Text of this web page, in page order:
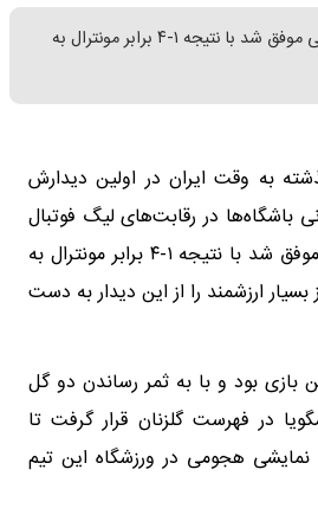
اینترمیامی با درخشش مسی موفق شد با نتیجه ۱-۴ برابر مونترال به
به وقت ایران در اولین دیدارش
پس از حذف از جام جهانی باشگاه‌ها در رقابت‎‌های لیگ فوتبال
آمریکا به میدان رفت و موفق شد با نتیجه ۱-۴ برابر مونترال به
ارزشمند را از این دیدار به دست
بود و با به ثمر رساندن دو گل
در فهرست گلزنان قرار گرفت تا
نمایشی هجومی در ورزشگاه این تیم